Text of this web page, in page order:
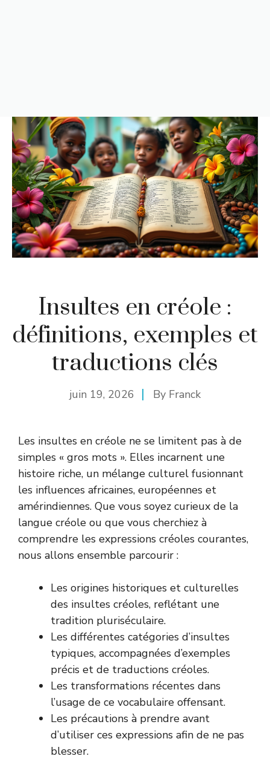
Insultes en créole :
définitions, exemples et
traductions clés
juin 19, 2026 By Franck
Les insultes en créole ne se limitent pas à de
simples « gros mots ». Elles incarnent une
histoire riche, un mélange culturel fusionnant
les influences africaines, européennes et
amérindiennes. Que vous soyez curieux de la
langue créole ou que vous cherchiez à
comprendre les expressions créoles courantes,
nous allons ensemble parcourir :
Les origines historiques et culturelles
des insultes créoles, reflétant une
tradition pluriséculaire.
Les différentes catégories d’insultes
typiques, accompagnées d’exemples
précis et de traductions créoles.
Les transformations récentes dans
l’usage de ce vocabulaire offensant.
Les précautions à prendre avant
d’utiliser ces expressions afin de ne pas
blesser.